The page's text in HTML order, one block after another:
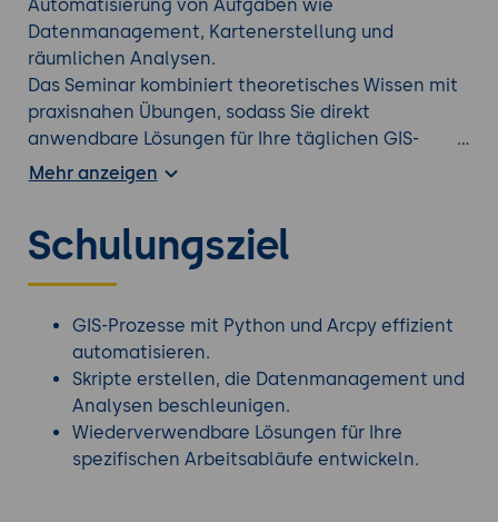
Automatisierung von Aufgaben wie
Datenmanagement, Kartenerstellung und
räumlichen Analysen.
Das Seminar kombiniert theoretisches Wissen mit
praxisnahen Übungen, sodass Sie direkt
anwendbare Lösungen für Ihre täglichen GIS-
Herausforderungen entwickeln können. Egal, ob
um Zeit zu sparen, Fehler zu minimieren und die
Effizienz Ihrer Workflows zu steigern.
Um aktiv an den ArcGIS Übungen teilnehmen zu
können, müssen Sie über eine ArcGIS Pro Lizenz
verfügen. Eine Trial Lizenz ist ausreichend.
Bei Interesse an einem passenden
Datenmanagement Seminar, werfen Sie einen
Mehr anzeigen
Schulungsziel
GIS-Prozesse mit Python und Arcpy effizient
automatisieren.
Skripte erstellen, die Datenmanagement und
Analysen beschleunigen.
Wiederverwendbare Lösungen für Ihre
spezifischen Arbeitsabläufe entwickeln.